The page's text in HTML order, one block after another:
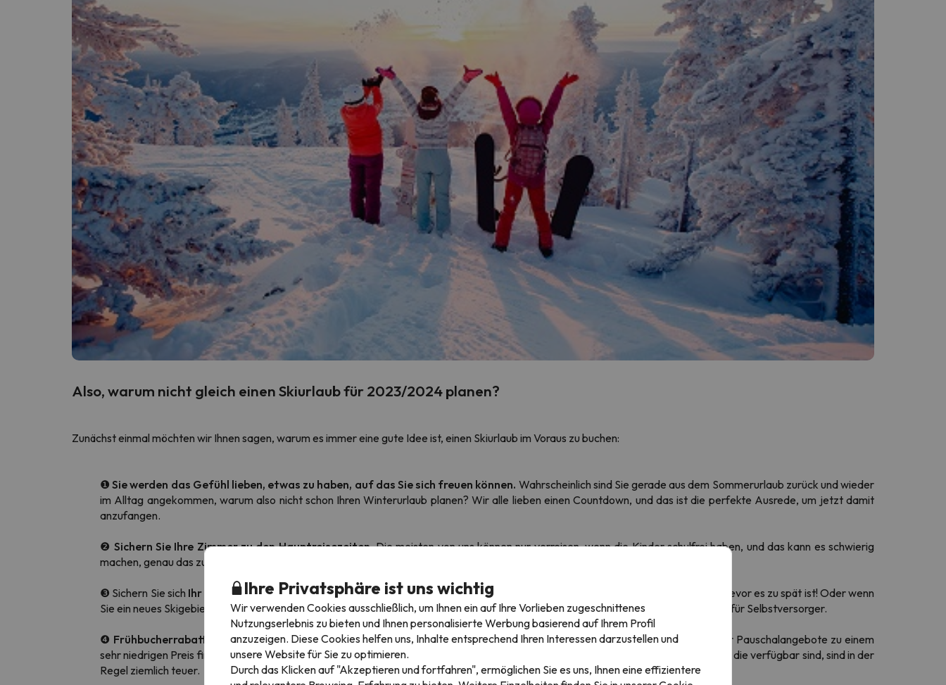
Also, warum nicht gleich einen Skiurlaub für 2023/2024 planen?
Zunächst einmal möchten wir Ihnen sagen, warum es immer eine gute Idee ist, einen Skiurlaub im Voraus zu buchen:
❶Sie werden das Gefühl lieben, etwas zu haben, auf das Sie sich freuen können. Wahrscheinlich sind Sie gerade aus dem Sommerurlaub zurück und wieder
im Alltag angekommen, warum also nicht schon Ihren Winterurlaub planen? Wir alle lieben einen Countdown, und das ist die perfekte Ausrede, um jetzt damit
anzufangen.
❷ Sichern Sie Ihre Zimmer zu den Hauptreisezeiten.Die meisten von uns können nur verreisen, wenn die Kinder schulfrei haben, und das kann es schwierig
machen, genau das zu finden, wonach wir suchen.
❸ Sichern Sie sich Ihr Lieblingshotel.Jetzt haben Sie die Chance, das Hotel zu buchen, das Sie jede Saison aufs Neue besuchen, bevor es zu spät ist! Oder wenn
Sie ein neues Skigebiet ausprobieren möchten, haben Sie bei frühzeitiger Buchung eine größere Auswahl an Hotels und Apartments für Selbstversorger.
❹ Frühbucherrabatte
: Dies ist einer der Hauptgründe, warum wir alle gerne einen Skiurlaub im Voraus buchen, und zwar weil wir Pauschalangebote zu einem
sehr niedrigen Preis finden können. Das Risiko einer Last-Minute-Buchung besteht darin, dass man nicht viele Optionen hat, und die, die verfügbar sind, sind in der
Regel ziemlich teuer.
Ihre Privatsphäre ist uns wichtig
Wir verwenden Cookies ausschließlich, um Ihnen ein auf Ihre Vorlieben zugeschnittenes
Nutzungserlebnis zu bieten und Ihnen personalisierte Werbung basierend auf Ihrem Profil
anzuzeigen. Diese Cookies helfen uns, Inhalte entsprechend Ihren Interessen darzustellen und
unsere Website für Sie zu optimieren.
Durch das Klicken auf "Akzeptieren und fortfahren", ermöglichen Sie es uns, Ihnen eine effizientere